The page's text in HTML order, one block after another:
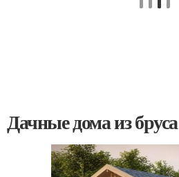
Дачные дома из бруса